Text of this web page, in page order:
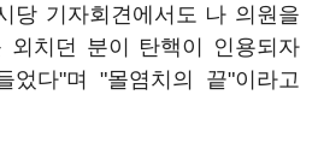
당 기자회견에서도 나 의원을
외치던 분이 탄핵이 인용되자
었다"며 "몰염치의 끝"이라고